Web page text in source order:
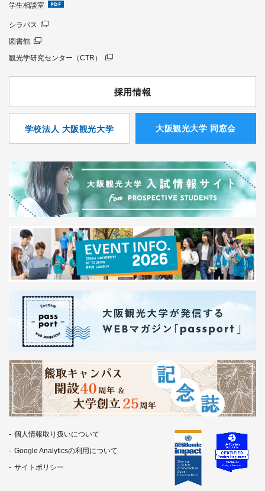
学生相談室
シラバス
図書館
観光学研究センター（CTR）
採用情報
学校法人 大阪観光大学 ⼤阪観光⼤学 同窓会
個人情報取り扱いについて
Google Analyticsの利用について
サイトポリシー